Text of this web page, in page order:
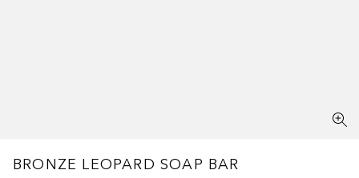
BRONZE LEOPARD SOAP BAR